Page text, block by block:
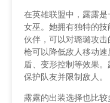
在英雄联盟中，露露
女巫。她拥有独特的
伙伴，可以对璐璐攻
枪可以降低敌人移动
盾、变形控制等效果
保护队友并限制敌人。
露露的出装选择也比